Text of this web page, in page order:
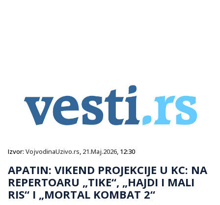
Izvor: VojvodinaUzivo.rs, 21.Maj.2026, 12:30
APATIN: VIKEND PROJEKCIJE U KC: NA
REPERTOARU „TIKE“, „HAJDI I MALI
RIS“ I „MORTAL KOMBAT 2“